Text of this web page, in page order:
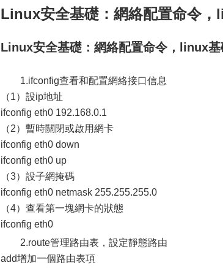
Linux安全基礎：網絡配置命令
Linux安全基礎：網絡配置命令，linux基
1.ifconfig查看和配置網絡接口信息
（1）設ip地址
ifconfig eth0 192.168.0.1
（2）暫時關閉或啟用網卡
ifconfig eth0 down
ifconfig eth0 up
（3）設子網掩碼
ifconfig eth0 netmask 255.255.255.0
（4）查看第一塊網卡的狀態
ifconfig eth0
2.route管理路由表，設定靜態路由
add增加一個路由表項